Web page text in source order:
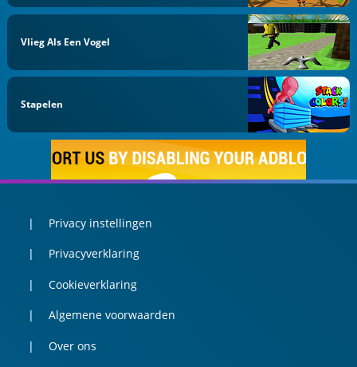
Vlieg Als Een Vogel
Stapelen
Privacy instellingen
Privacyverklaring
Cookieverklaring
Algemene voorwaarden
Over ons